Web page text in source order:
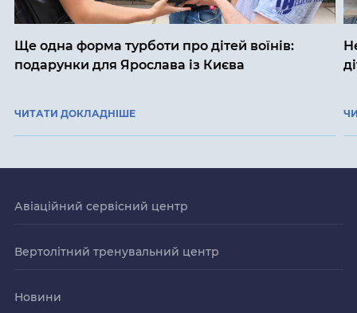
Ще одна форма турботи про дітей воїнів:
подарунки для Ярослава із Києва
ЧИТАТИ ДОКЛАДНІШЕ
Авіаційний сервісний центр
Вертолітний тренувальний центр
Новини